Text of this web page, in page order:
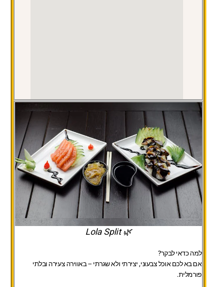
🌿 Lola Split
למה כדאי לבקר?
אם בא לכם אוכל צבעוני, יצירתי ולא שגרתי – באווירה צעירה ובלתי
פורמלית.